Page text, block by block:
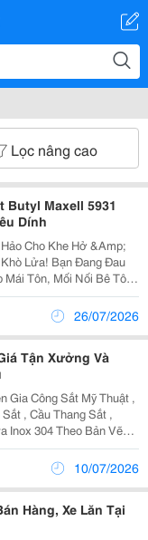
Lọc nâng cao
Butyl Maxell 5931
Dính
Cho Khe Hở &Amp;
Đang Đau
Tôn, Mối Nối Bê Tông
Nước? Các Loại Keo
Bị Nứt Gãy Sau
26/07/2026
Tận Xưởng Và
Gia Công Sắt Mỹ Thuật ,
, Cầu Thang Sắt ,
Inox 304 Theo Bản Vẽ
Tiếp
Thi Công Đúng...10/07/2026
Hàng, Xe Lăn Tại